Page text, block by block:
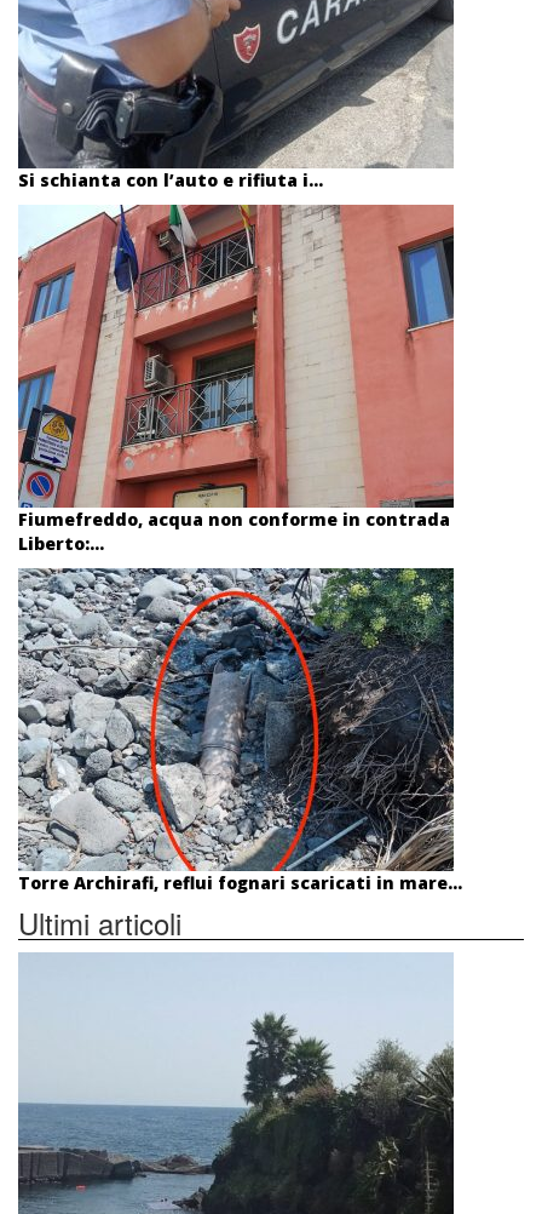
Si schianta con l’auto e rifiuta i...
Fiumefreddo, acqua non conforme in contrada
Liberto:...
Torre Archirafi, reflui fognari scaricati in mare...
Ultimi articoli